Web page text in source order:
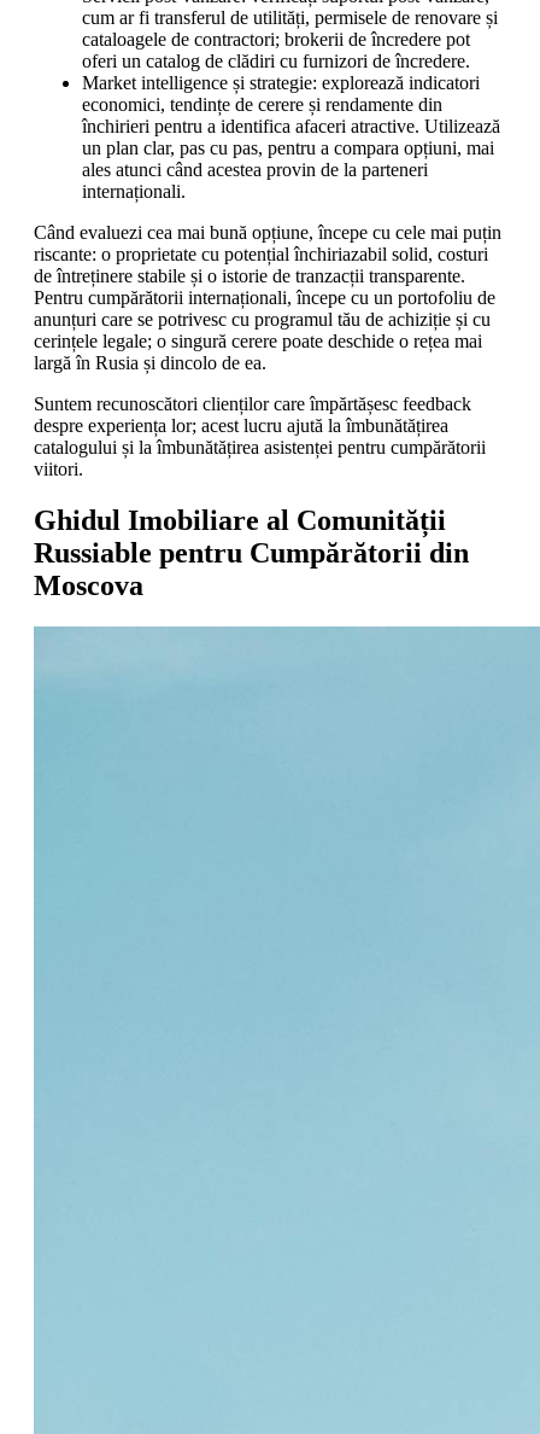
cum ar fi transferul de utilități, permisele de renovare și
cataloagele de contractori; brokerii de încredere pot
oferi un catalog de clădiri cu furnizori de încredere.
Market intelligence și strategie: explorează indicatori
economici, tendințe de cerere și rendamente din
închirieri pentru a identifica afaceri atractive. Utilizează
un plan clar, pas cu pas, pentru a compara opțiuni, mai
ales atunci când acestea provin de la parteneri
internaționali.
Când evaluezi cea mai bună opțiune, începe cu cele mai puțin
riscante: o proprietate cu potențial închiriazabil solid, costuri
de întreținere stabile și o istorie de tranzacții transparente.
Pentru cumpărătorii internaționali, începe cu un portofoliu de
anunțuri care se potrivesc cu programul tău de achiziție și cu
cerințele legale; o singură cerere poate deschide o rețea mai
largă în Rusia și dincolo de ea.
Suntem recunoscători clienților care împărtășesc feedback
despre experiența lor; acest lucru ajută la îmbunătățirea
catalogului și la îmbunătățirea asistenței pentru cumpărătorii
viitori.
Ghidul Imobiliare al Comunității
Russiable pentru Cumpărătorii din
Moscova